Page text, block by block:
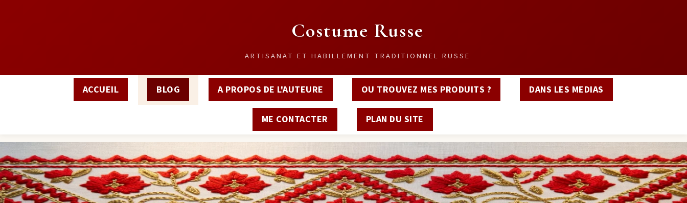
Costume Russe
ARTISANAT ET HABILLEMENT TRADITIONNEL RUSSE
ACCUEIL BLOG A PROPOS DE L'AUTEURE OU TROUVEZ MES PRODUITS ? DANS LES MEDIAS
ME CONTACTER PLAN DU SITE